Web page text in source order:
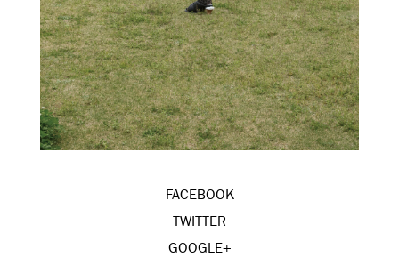
FACEBOOK
TWITTER
GOOGLE+